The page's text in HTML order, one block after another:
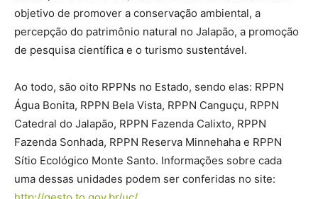
objetivo de promover a conservação ambiental, a
percepção do patrimônio natural no Jalapão, a promoção
de pesquisa científica e o turismo sustentável.
Ao todo, são oito RPPNs no Estado, sendo elas: RPPN
Água Bonita, RPPN Bela Vista, RPPN Canguçu, RPPN
Catedral do Jalapão, RPPN Fazenda Calixto, RPPN
Fazenda Sonhada, RPPN Reserva Minnehaha e RPPN
Sítio Ecológico Monte Santo. Informações sobre cada
uma dessas unidades podem ser conferidas no site: